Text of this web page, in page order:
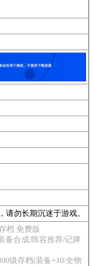
请勿长期沉迷于游戏。
档 免费版
备合成/阵容推荐/记牌
级存档(装备+10/全物